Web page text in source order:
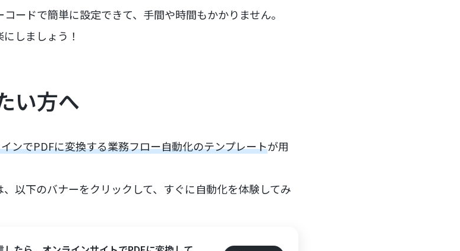
ードで簡単に設定できて、手間や時間もかかりません。
しましょう！
い方へ
ンでPDFに変換する業務フロー自動化のテンプレートが用
、以下のバナーをクリックして、すぐに自動化を体験してみ